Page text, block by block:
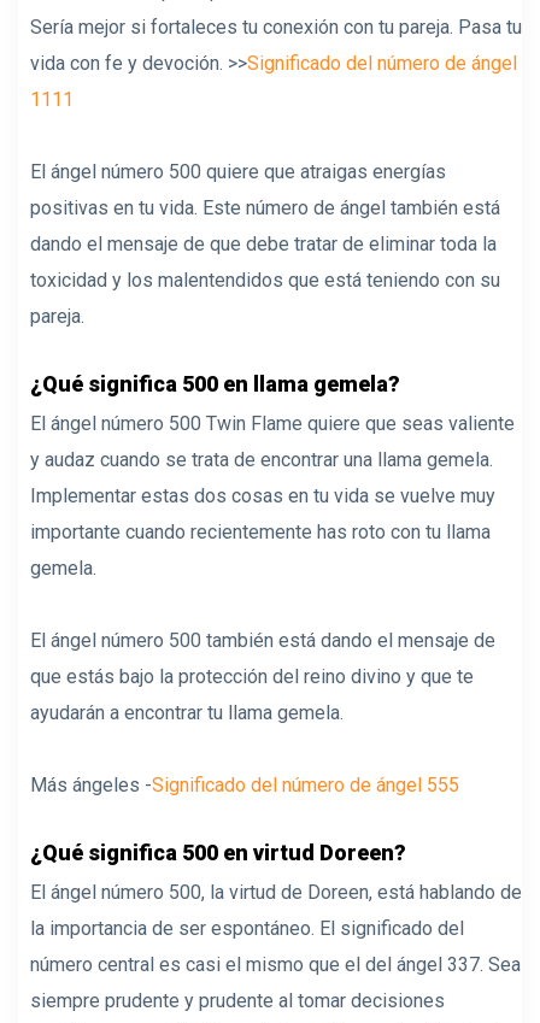
Sería mejor si fortaleces tu conexión con tu pareja. Pasa tu
vida con fe y devoción. >>Significado del número de ángel
1111
El ángel número 500 quiere que atraigas energías
positivas en tu vida. Este número de ángel también está
dando el mensaje de que debe tratar de eliminar toda la
toxicidad y los malentendidos que está teniendo con su
pareja.
¿Qué significa 500 en llama gemela?
El ángel número 500 Twin Flame quiere que seas valiente
y audaz cuando se trata de encontrar una llama gemela.
Implementar estas dos cosas en tu vida se vuelve muy
importante cuando recientemente has roto con tu llama
gemela.
El ángel número 500 también está dando el mensaje de
que estás bajo la protección del reino divino y que te
ayudarán a encontrar tu llama gemela.
Más ángeles -Significado del número de ángel 555
¿Qué significa 500 en virtud Doreen?
El ángel número 500, la virtud de Doreen, está hablando de
la importancia de ser espontáneo. El significado del
número central es casi el mismo que el del ángel 337. Sea
siempre prudente y prudente al tomar decisiones